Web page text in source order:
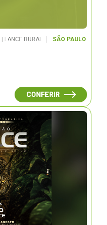
LANCE RURAL
SÃO PAULO
CONFERIR